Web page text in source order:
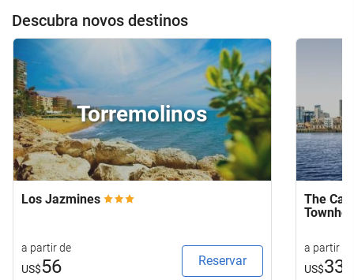
Descubra novos destinos
Torremolinos
Los Jazmines
a partir de
US$56 Reservar
The
a partir de
US$